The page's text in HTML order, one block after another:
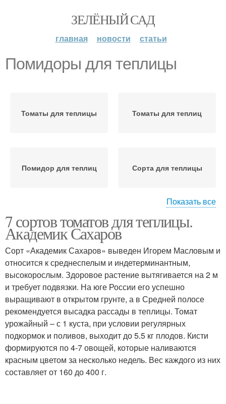
ЗЕЛЁНЫЙ САД
главная новости статьи
Помидоры для теплицы
Томаты для теплицы Томаты для теплиц
Помидор для теплиц Сорта для теплицы
Крупные помидоры
Показать все
7 сортов томатов для теплицы.
Академик Сахаров
Сорт «Академик Сахаров» выведен Игорем Масловым и
относится к среднеспелым и индетерминантным,
высокорослым. Здоровое растение вытягивается на 2 м
и требует подвязки. На юге России его успешно
выращивают в открытом грунте, а в Средней полосе
рекомендуется высадка рассады в теплицы. Томат
урожайный – с 1 куста, при условии регулярных
подкормок и поливов, выходит до 5.5 кг плодов. Кисти
формируются по 4-7 овощей, которые наливаются
красным цветом за несколько недель. Вес каждого из них
составляет от 160 до 400 г.